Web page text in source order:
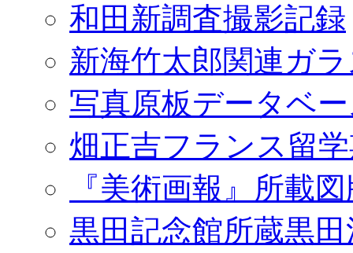
和田新調査撮影記録
新海竹太郎関連ガ
写真原板データベ
畑正吉フランス留
『美術画報』所載
黒田記念館所蔵黒